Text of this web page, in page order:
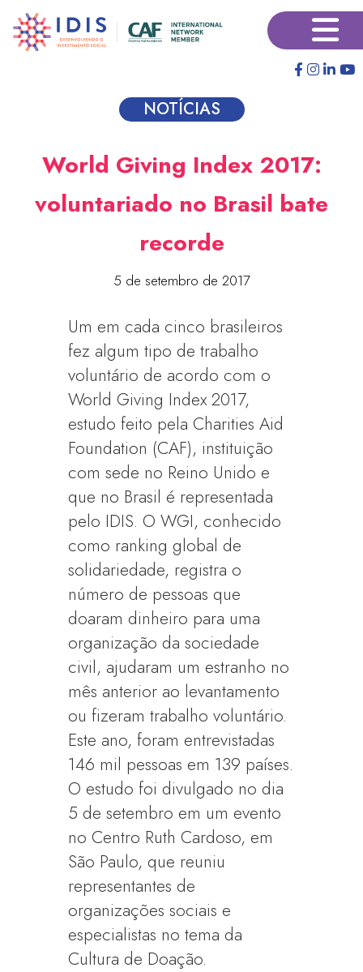
para
×
NOTÍCIAS
World Giving Index 2017:
voluntariado no Brasil bate
recorde
5 de setembro de 2017
Um em cada cinco brasileiros
fez algum tipo de trabalho
voluntário de acordo com o
World Giving Index 2017,
estudo feito pela Charities Aid
Foundation (CAF), instituição
com sede no Reino Unido e
que no Brasil é representada
pelo IDIS. O WGI, conhecido
como ranking global de
solidariedade, registra o
número de pessoas que
doaram dinheiro para uma
organização da sociedade
civil, ajudaram um estranho no
mês anterior ao levantamento
ou fizeram trabalho voluntário.
Este ano, foram entrevistadas
146 mil pessoas em 139 países.
O estudo foi divulgado no dia
5 de setembro em um evento
no Centro Ruth Cardoso, em
São Paulo, que reuniu
representantes de
organizações sociais e
especialistas no tema da
Cultura de Doação.